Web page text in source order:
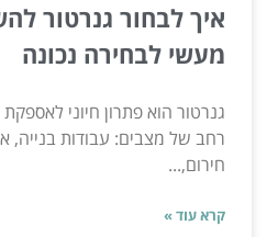
איך לבחור גנרטור
מעשי לבחירה נכונה
גנרטור הוא פתרון חיוני
רחב של מצבים: עבודות בנייה,
חירום,...
קרא עוד »